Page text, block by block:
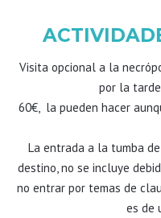
Visita opcional a la
por la
60€, la pueden hacer
La entrada a la tumba
destino, no se incluye
no entrar por temas de
es de